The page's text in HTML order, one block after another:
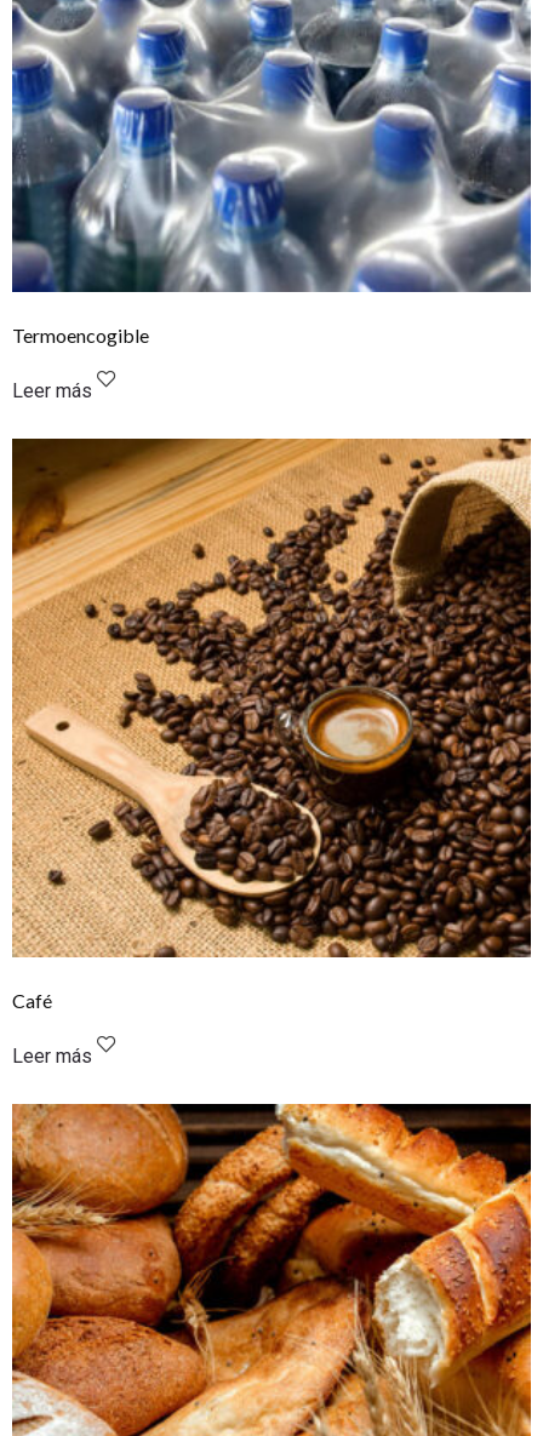
Termoencogible
Leer más
Café
Leer más